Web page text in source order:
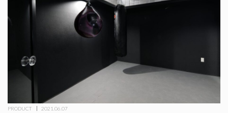
PRODUCT 2021.06.07